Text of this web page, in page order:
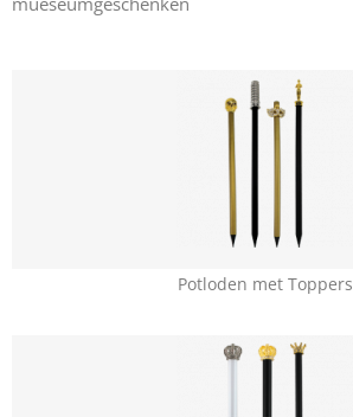
Potloden met Toppers